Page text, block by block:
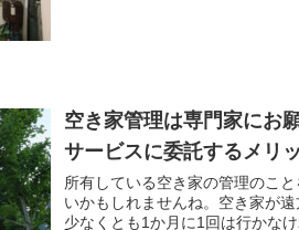
空き家管理は専門家にお
サービスに委託するメリ
所有している空き家の管理のこ
いかもしれませんね。空き家が
少なくとも1か月に1回は行かな